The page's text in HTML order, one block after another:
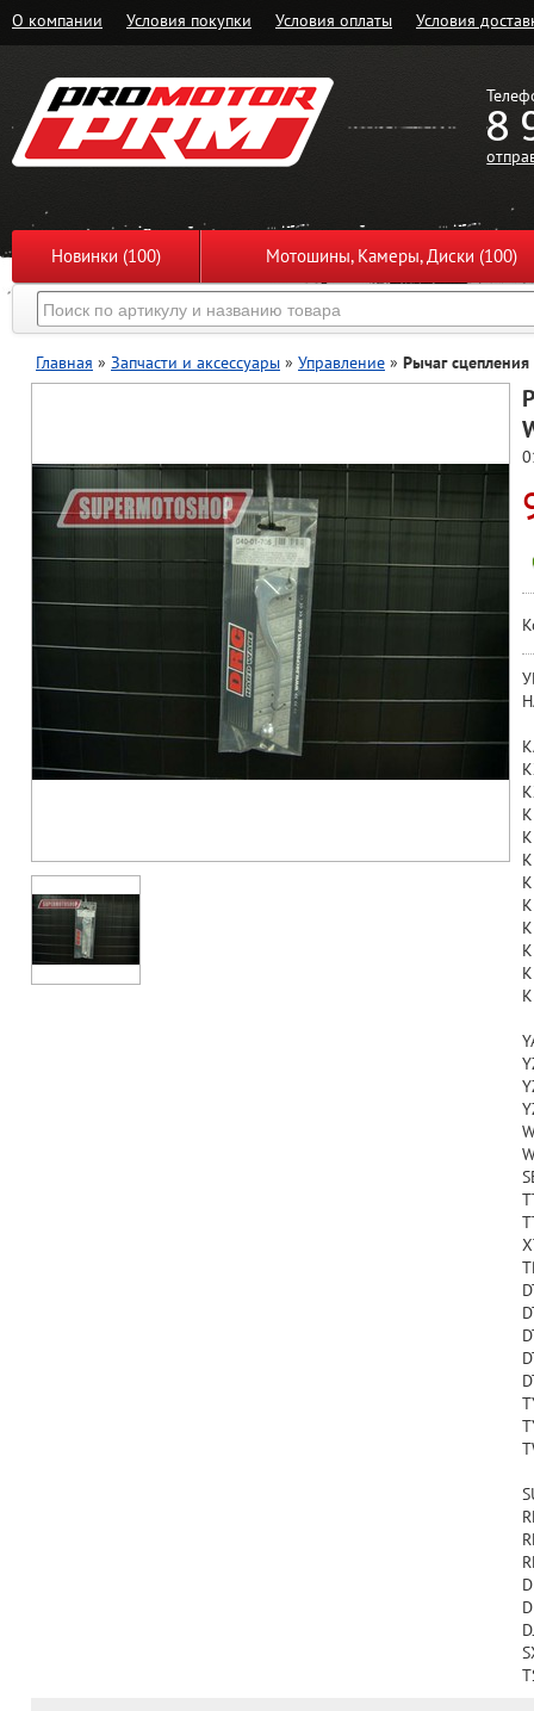
О компании Условия покупки Условия оплаты Условия
8
Новинки (100) Мотошины, Камеры, Диски (100)
Главная » Запчасти и аксессуары » Управление » Рычаг